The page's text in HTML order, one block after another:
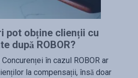
pot obține clienții cu
după ROBOR?
în cazul ROBOR ar
la compensații, însă doar